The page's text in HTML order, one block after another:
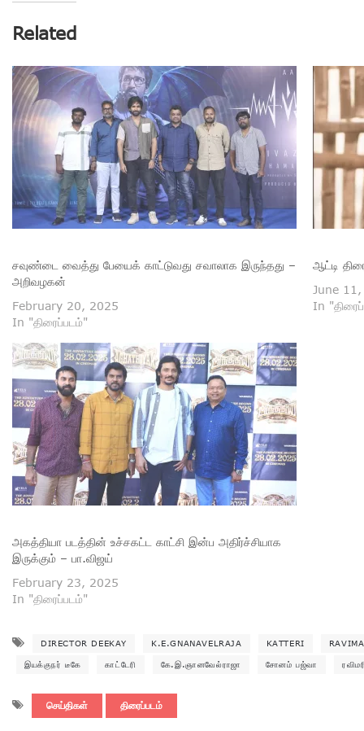
Related
சவுண்டை வைத்து பேயைக் காட்டுவது சவாலாக இருந்தது –
அறிவழகன்
February 20, 2025
In "திரைப்படம்"
ஆட்டி
June
In
அகத்தியா படத்தின் உச்சகட்ட காட்சி இன்ப அதிர்ச்சியாக
இருக்கும் – பா.விஜய்
February 23, 2025
In "திரைப்படம்"
DIRECTOR DEEKAY K.E.GNANAVELRAJA KATTERI
இயக்குநர் டீகே காட்டேரி கே.இ.ஞானவேல்ராஜா சோனம் பஜ்வா
செய்திகள் திரைப்படம்